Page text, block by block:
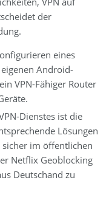
der
eines
Android-
VPN-Fähiger Router
Dienstes ist die
Lösungen
im öffentlichen
Netflix Geoblocking
Deutschand zu